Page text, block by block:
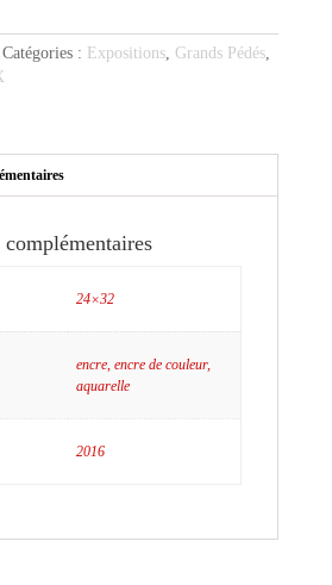
Catégories : Expositions, Grands Pédés,
24×32
encre, encre de couleur,
aquarelle
2016